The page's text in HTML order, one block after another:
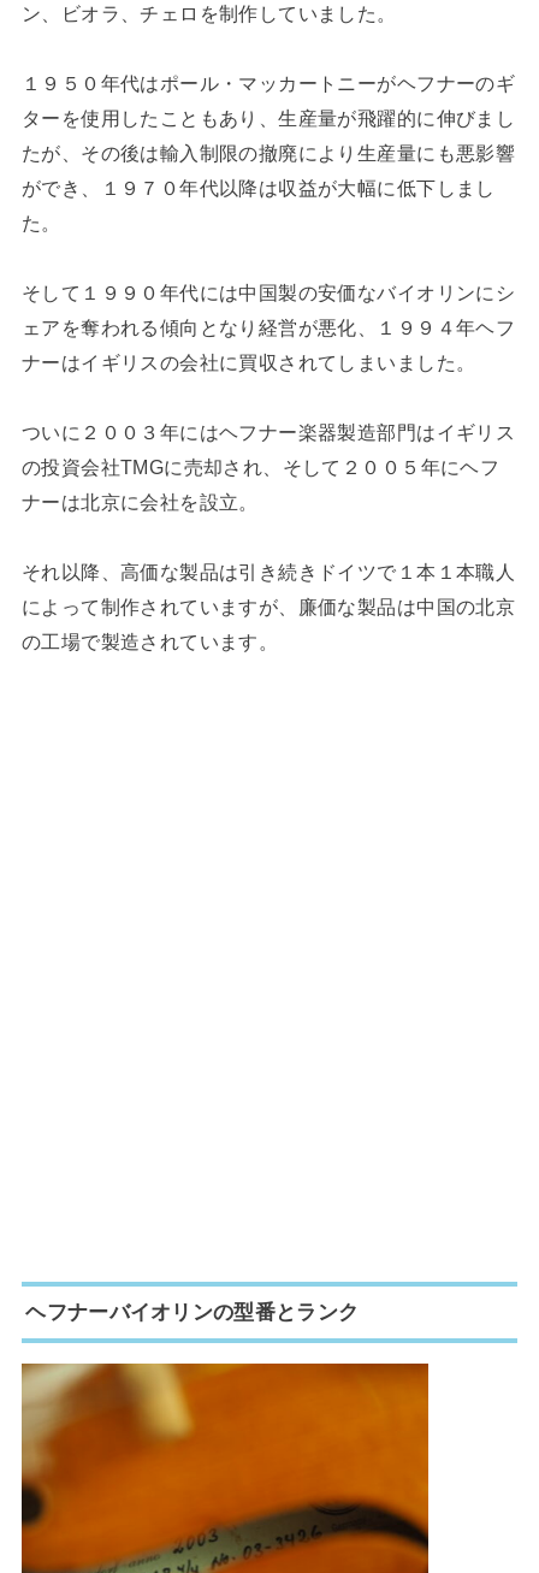
ン、ビオラ、チェロを制作していました。
１９５０年代はポール・マッカートニーがヘフナーのギ
ターを使用したこともあり、生産量が飛躍的に伸びまし
たが、その後は輸入制限の撤廃により生産量にも悪影響
ができ、１９７０年代以降は収益が大幅に低下しまし
た。
そして１９９０年代には中国製の安価なバイオリンにシ
ェアを奪われる傾向となり経営が悪化、１９９４年ヘフ
ナーはイギリスの会社に買収されてしまいました。
ついに２００３年にはヘフナー楽器製造部門はイギリス
の投資会社TMGに売却され、そして２００５年にヘフ
ナーは北京に会社を設立。
それ以降、高価な製品は引き続きドイツで１本１本職人
によって制作されていますが、廉価な製品は中国の北京
の工場で製造されています。
ヘフナーバイオリンの型番とランク